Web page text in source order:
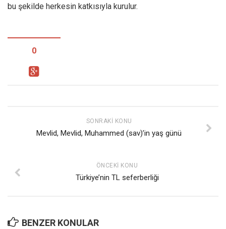
bu şekilde herkesin katkısıyla kurulur.
0
SONRAKI KONU
Mevlid, Mevlid, Muhammed (sav)’in yaş günü
ÖNCEKI KONU
Türkiye’nin TL seferberliği
BENZER KONULAR